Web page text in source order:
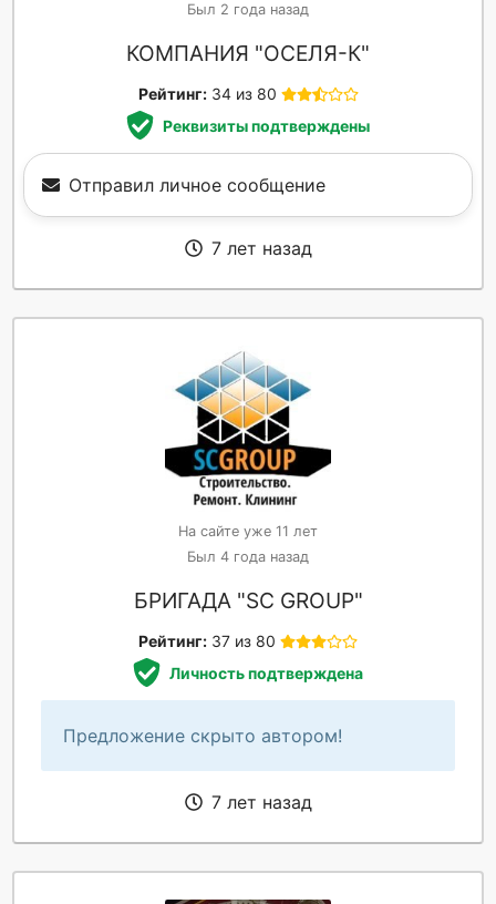
Был 2 года назад
КОМПАНИЯ "ОСЕЛЯ-К"
Рейтинг: 34 из 80
Реквизиты подтверждены
Отправил личное сообщение
7 лет назад
На сайте уже 11 лет
Был 4 года назад
БРИГАДА "SC GROUP"
Рейтинг: 37 из 80
Личность подтверждена
Предложение скрыто автором!
7 лет назад